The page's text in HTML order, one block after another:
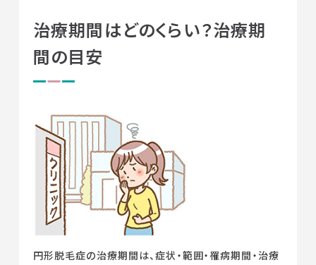
治療期間はどのくらい？治療期
間の目安
円形脱毛症の治療期間は、症状・範囲・罹病期間・治療